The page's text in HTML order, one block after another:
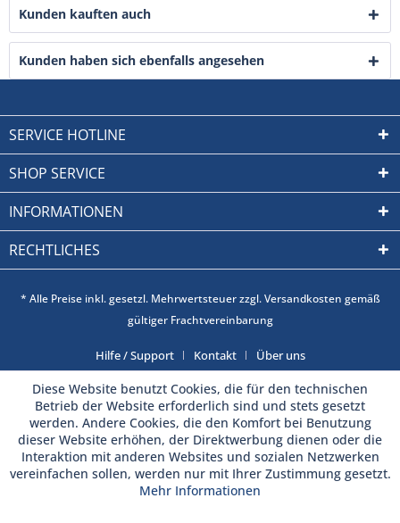
Kunden kauften auch
Kunden haben sich ebenfalls angesehen
SERVICE HOTLINE
SHOP SERVICE
INFORMATIONEN
RECHTLICHES
* Alle Preise inkl. gesetzl. Mehrwertsteuer zzgl. Versandkosten gemäß
gültiger Frachtvereinbarung
Hilfe / Support Kontakt Über uns
Diese Website benutzt Cookies, die für den technischen
Betrieb der Website erforderlich sind und stets gesetzt
werden. Andere Cookies, die den Komfort bei Benutzung
dieser Website erhöhen, der Direktwerbung dienen oder die
Interaktion mit anderen Websites und sozialen Netzwerken
vereinfachen sollen, werden nur mit Ihrer Zustimmung gesetzt.
Mehr Informationen